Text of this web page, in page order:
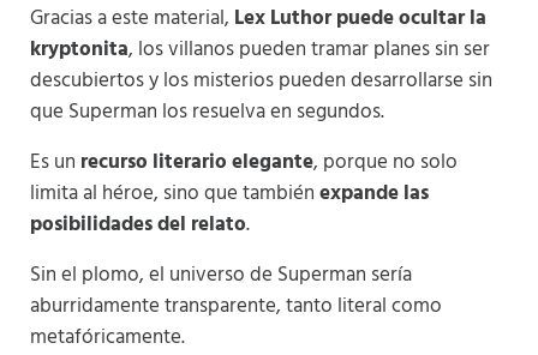
Gracias a este material, Lex Luthor puede ocultar la
kryptonita, los villanos pueden tramar planes sin ser
descubiertos y los misterios pueden desarrollarse sin
que Superman los resuelva en segundos.
Es un recurso literario elegante, porque no solo
limita al héroe, sino que tambiénexpande las
posibilidades del relato.
Sin el plomo, el universo de Superman sería
aburridamente transparente, tanto literal como
metafóricamente.